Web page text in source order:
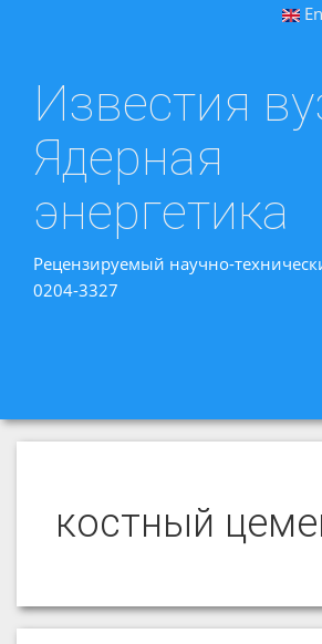
Известия
Ядерная
энергетика
Рецензируемый научно-
0204-3327
костный